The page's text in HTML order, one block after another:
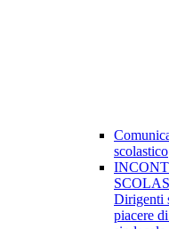
scolastico
Dirigenti
piacere